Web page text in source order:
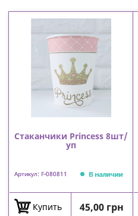
Стаканчики Princess 8шт/
уп
Артикул: F-080811 В наличии
Купить Цена
45,00 грн